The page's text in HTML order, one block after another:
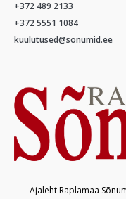
+372 489 2133
+372 5551 1084
kuulutused@sonumid.ee
Ajaleht Raplamaa